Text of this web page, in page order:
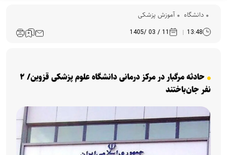
دانشگاه آموزش پزشکی
13:48
11 / 03 /1405
حادثه مرگبار در مرکز درمانی دانشگاه علوم پزشکی قزوین/ ۲
نفر جان‌باختند